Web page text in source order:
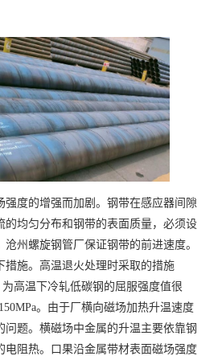
强度的增强而加剧。钢带在感应器间隙
的均匀分布和钢带的表面质量，必须设
州螺旋钢管厂保证钢带的前进速度。
措施。高温退火处理时采取的措施
为高温下冷轧低碳钢的屈服强度值很
。由于厂横向磁场加热升温速度
问题。横磁场中金属的升温主要依靠钢
电阻热。口果沿金属带材表面磁场强度